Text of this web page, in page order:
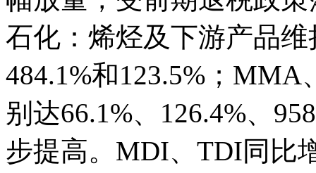
石化：烯烃及下游产品
484.1%和123.5%；
别达66.1%、126.4%、
步提高。MDI、TDI同比